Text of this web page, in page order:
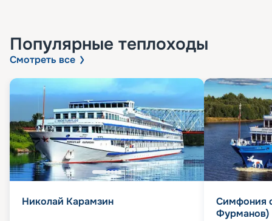
Популярные теплоходы
Смотреть все
Николай Карамзин
Симфония
Фурманов)